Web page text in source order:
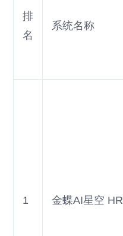
排
名
系统名称
1 金蝶AI星空 HR